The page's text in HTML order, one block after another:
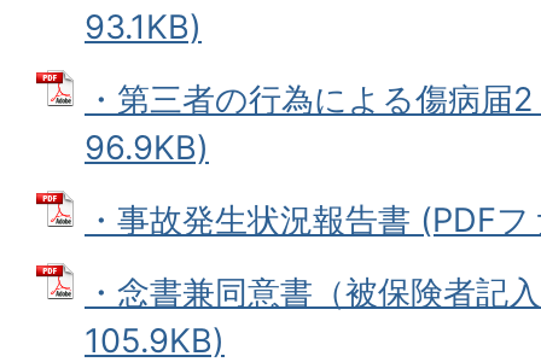
93.1KB)
・第三者の行為による傷病届
96.9KB)
・事故発生状況報告書 (PDF
・念書兼同意書（被保険者記
105.9KB)